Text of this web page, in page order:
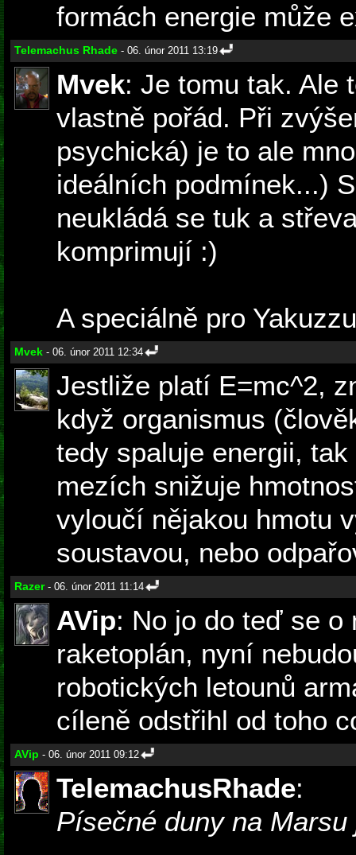
formách energie může
Telemachus Rhade - 06. únor 2011 13:19
Mvek: Je tomu tak. Ale
vlastně pořád. Při
psychická) je to ale
ideálních podmínek...)
neukládá se tuk a
komprimují :)
A speciálně pro
Mvek - 06. únor 2011 12:34
Jestliže platí E=mc^2,
když organismus
tedy spaluje energii,
mezích snižuje
vyloučí nějakou hmotu
soustavou, nebo
Razer- 06. únor 2011 11:14
AVip: No jo do teď se
raketoplán, nyní
robotických letounů
cíleně odstřihl od toho
AVip - 06. únor 2011 09:12
TelemachusRhade:
Písečné duny na